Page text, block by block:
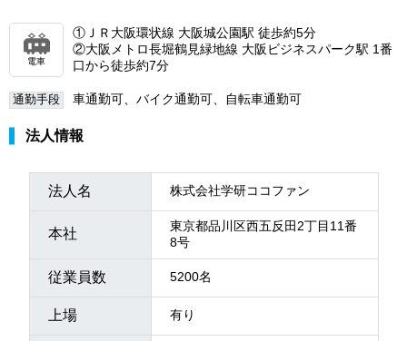
電車
①ＪＲ大阪環状線 大阪城公園駅 徒歩約5分
②大阪メトロ長堀鶴見緑地線 大阪ビジネスパーク駅 1番
口から徒歩約7分
通勤手段 車通勤可、バイク通勤可、自転車通勤可
法人情報
法人名 株式会社学研ココファン
本社
東京都品川区西五反田2丁目11番
8号
従業員数 5200名
上場 有り